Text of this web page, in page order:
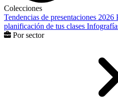
Colecciones
Tendencias de presentaciones 2026
planificación de tus clases
Por sector